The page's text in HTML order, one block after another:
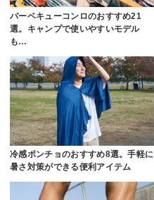
バーベキューコンロのおすすめ21
選。キャンプで使いやすいモデル
も…
冷感ポンチョのおすすめ8選。手軽に
暑さ対策ができる便利アイテム